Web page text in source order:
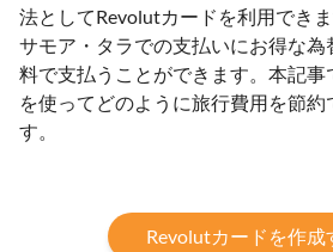
法としてRevolutカードを利用でき
サモア・タラでの支払いにお得な
料で支払うことができます。本記事
を使ってどのように旅行費用を節約
す。
Revolutカードを作成